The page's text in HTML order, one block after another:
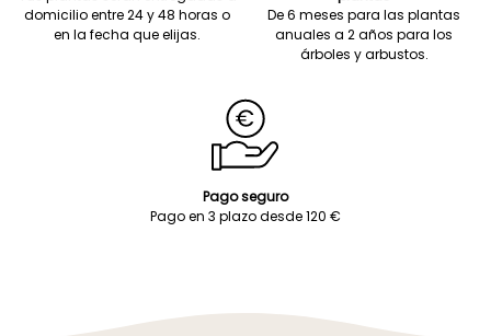
domicilio entre 24 y 48 horas o
en la fecha que elijas.
De 6 meses para las plantas
anuales a 2 años para los
árboles y arbustos.
Pago seguro
Pago en 3 plazo desde 120 €